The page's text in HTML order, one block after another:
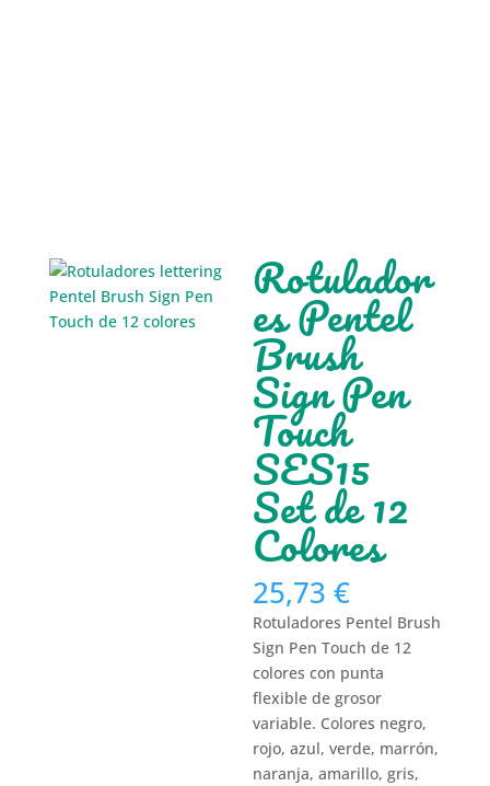
Rotulador
es Pentel
Brush
Sign Pen
Touch
SES15
Set de 12
Colores
25,73€
Rotuladores Pentel Brush
Sign Pen Touch de 12
colores con punta
flexible de grosor
variable. Colores negro,
rojo, azul, verde, marrón,
naranja, amarillo, gris,